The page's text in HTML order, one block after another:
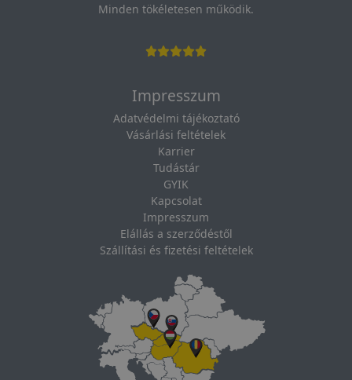
Minden tökéletesen működik.
Impresszum
Adatvédelmi tájékoztató
Vásárlási feltételek
Karrier
Tudástár
GYIK
Kapcsolat
Impresszum
Elállás a szerződéstől
Szállítási és fizetési feltételek